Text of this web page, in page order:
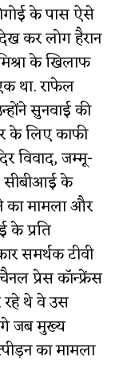
के पास ऐसे
कर लोग हैरान
के खिलाफ
था. राफेल
सुनवाई की
के लिए काफी
विवाद, जम्मू-
सीबीआई के
का मामला और
प्रति
समर्थक टीवी
प्रेस कॉन्फ्रेंस
थे वे उस
जब मुख्य
का मामला